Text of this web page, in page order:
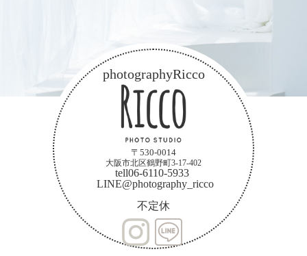
photographyRicco
〒530-0014
大阪市北区鶴野町3-17-402
tell06-6110-5933
LINE@photography_ricco
不定休